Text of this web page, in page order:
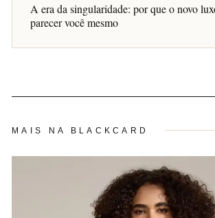
A era da singularidade: por que o novo
parecer você mesmo
MAIS NA BLACKCARD